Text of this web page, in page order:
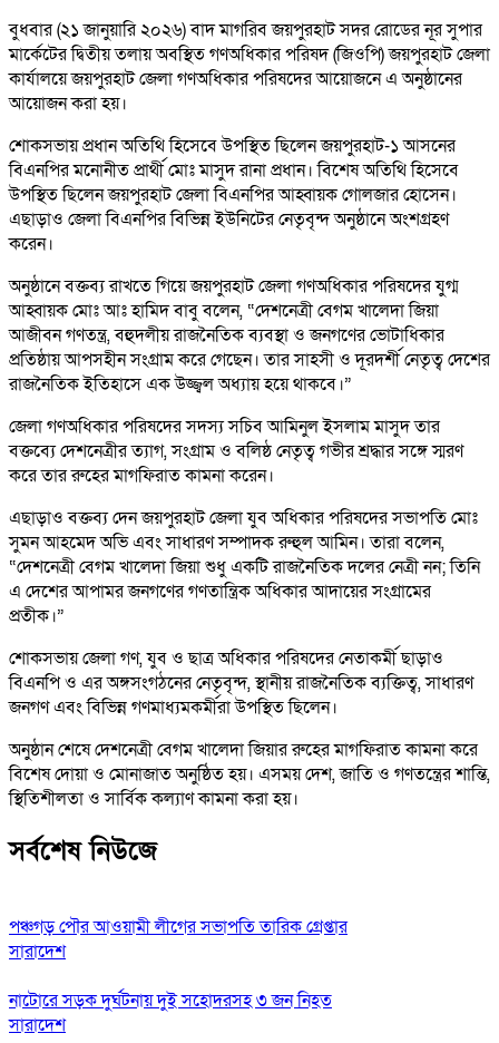
বুধবার (২১ জানুয়ারি ২০২৬) বাদ মাগরিব জয়পুরহাট সদর রোডের নূর সুপার
মার্কেটের দ্বিতীয় তলায় অবস্থিত গণঅধিকার পরিষদ (জিওপি) জয়পুরহাট জেলা
কার্যালয়ে জয়পুরহাট জেলা গণঅধিকার পরিষদের আয়োজনে এ অনুষ্ঠানের
আয়োজন করা হয়।
শোকসভায় প্রধান অতিথি হিসেবে উপস্থিত ছিলেন জয়পুরহাট-১ আসনের
বিএনপির মনোনীত প্রার্থী মোঃ মাসুদ রানা প্রধান। বিশেষ অতিথি হিসেবে
উপস্থিত ছিলেন জয়পুরহাট জেলা বিএনপির আহ্বায়ক গোলজার হোসেন।
এছাড়াও জেলা বিএনপির বিভিন্ন ইউনিটের নেতৃবৃন্দ অনুষ্ঠানে অংশগ্রহণ
করেন।
অনুষ্ঠানে বক্তব্য রাখতে গিয়ে জয়পুরহাট জেলা গণঅধিকার পরিষদের যুগ্ম
আহ্বায়ক মোঃ আঃ হামিদ বাবু বলেন, “দেশনেত্রী বেগম খালেদা জিয়া
আজীবন গণতন্ত্র, বহুদলীয় রাজনৈতিক ব্যবস্থা ও জনগণের ভোটাধিকার
প্রতিষ্ঠায় আপসহীন সংগ্রাম করে গেছেন। তার সাহসী ও দূরদর্শী নেতৃত্ব দেশের
রাজনৈতিক ইতিহাসে এক উজ্জ্বল অধ্যায় হয়ে থাকবে।”
জেলা গণঅধিকার পরিষদের সদস্য সচিব আমিনুল ইসলাম মাসুদ তার
বক্তব্যে দেশনেত্রীর ত্যাগ, সংগ্রাম ও বলিষ্ঠ নেতৃত্ব গভীর শ্রদ্ধার সঙ্গে স্মরণ
করে তার রুহের মাগফিরাত কামনা করেন।
এছাড়াও বক্তব্য দেন জয়পুরহাট জেলা যুব অধিকার পরিষদের সভাপতি মোঃ
সুমন আহমেদ অভি এবং সাধারণ সম্পাদক রুহুল আমিন। তারা বলেন,
“দেশনেত্রী বেগম খালেদা জিয়া শুধু একটি রাজনৈতিক দলের নেত্রী নন; তিনি
এ দেশের আপামর জনগণের গণতান্ত্রিক অধিকার আদায়ের সংগ্রামের
প্রতীক।”
শোকসভায় জেলা গণ, যুব ও ছাত্র অধিকার পরিষদের নেতাকর্মী ছাড়াও
বিএনপি ও এর অঙ্গসংগঠনের নেতৃবৃন্দ, স্থানীয় রাজনৈতিক ব্যক্তিত্ব, সাধারণ
জনগণ এবং বিভিন্ন গণমাধ্যমকর্মীরা উপস্থিত ছিলেন।
অনুষ্ঠান শেষে দেশনেত্রী বেগম খালেদা জিয়ার রুহের মাগফিরাত কামনা করে
বিশেষ দোয়া ও মোনাজাত অনুষ্ঠিত হয়। এসময় দেশ, জাতি ও গণতন্ত্রের শান্তি,
স্থিতিশীলতা ও সার্বিক কল্যাণ কামনা করা হয়।
সর্বশেষ নিউজে
পঞ্চগড় পৌর আওয়ামী লীগের সভাপতি তারিক গ্রেপ্তার
সারাদেশ
নাটোরে সড়ক দুর্ঘটনায় দুই সহোদরসহ ৩ জন নিহত
সারাদেশ